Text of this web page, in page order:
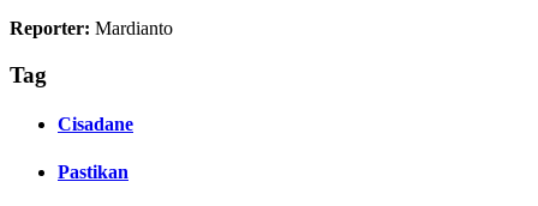
Reporter: Mardianto
Tag
Cisadane
Pastikan